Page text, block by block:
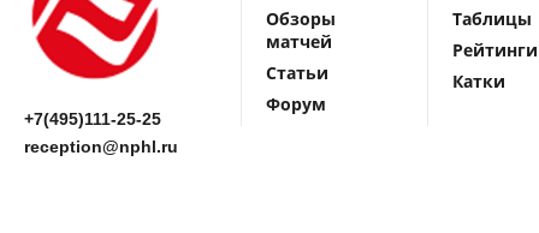
+7(495)111-25-25
reception@nphl.ru
Обзоры
матчей
Статьи
Форум
Таблицы
Рейтинги
Катки